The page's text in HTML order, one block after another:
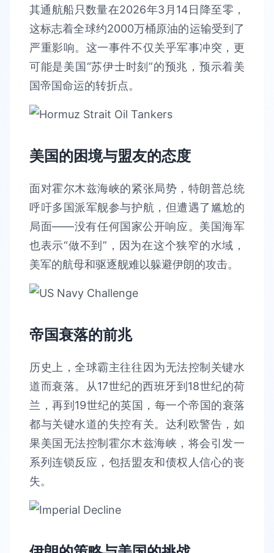
其通航船只数量在2026年3月14日降至零，
这标志着全球约2000万桶原油的运输受到了
严重影响。这一事件不仅关乎军事冲突，更
可能是美国“苏伊士时刻”的预兆，预示着美
国帝国命运的转折点。
美国的困境与盟友的态度
面对霍尔木兹海峡的紧张局势，特朗普总统
呼吁多国派军舰参与护航，但遭遇了尴尬的
局面——没有任何国家公开响应。美国海军
也表示“做不到”，因为在这个狭窄的水域，
美军的航母和驱逐舰难以躲避伊朗的攻击。
帝国衰落的前兆
历史上，全球霸主往往因为无法控制关键水
道而衰落。从17世纪的西班牙到18世纪的荷
兰，再到19世纪的英国，每一个帝国的衰落
都与关键水道的失控有关。达利欧警告，如
果美国无法控制霍尔木兹海峡，将会引发一
系列连锁反应，包括盟友和债权人信心的丧
失。